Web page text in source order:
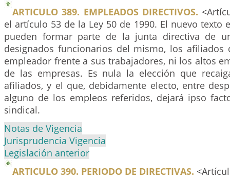
ARTICULO 389. EMPLEADOS DIRECTIVOS.
el artículo 53 de la Ley 50 de 1990. El nuevo texto
pueden formar parte de la junta directiva de
designados funcionarios del mismo, los afiliados
empleador frente a sus trabajadores, ni los altos
de las empresas. Es nula la elección que
afiliados, y el que, debidamente electo, entre
alguno de los empleos referidos, dejará ipso
sindical.
Notas de Vigencia
Jurisprudencia Vigencia
Legislación anterior
ARTICULO 390. PERIODO DE DIRECTIVAS.